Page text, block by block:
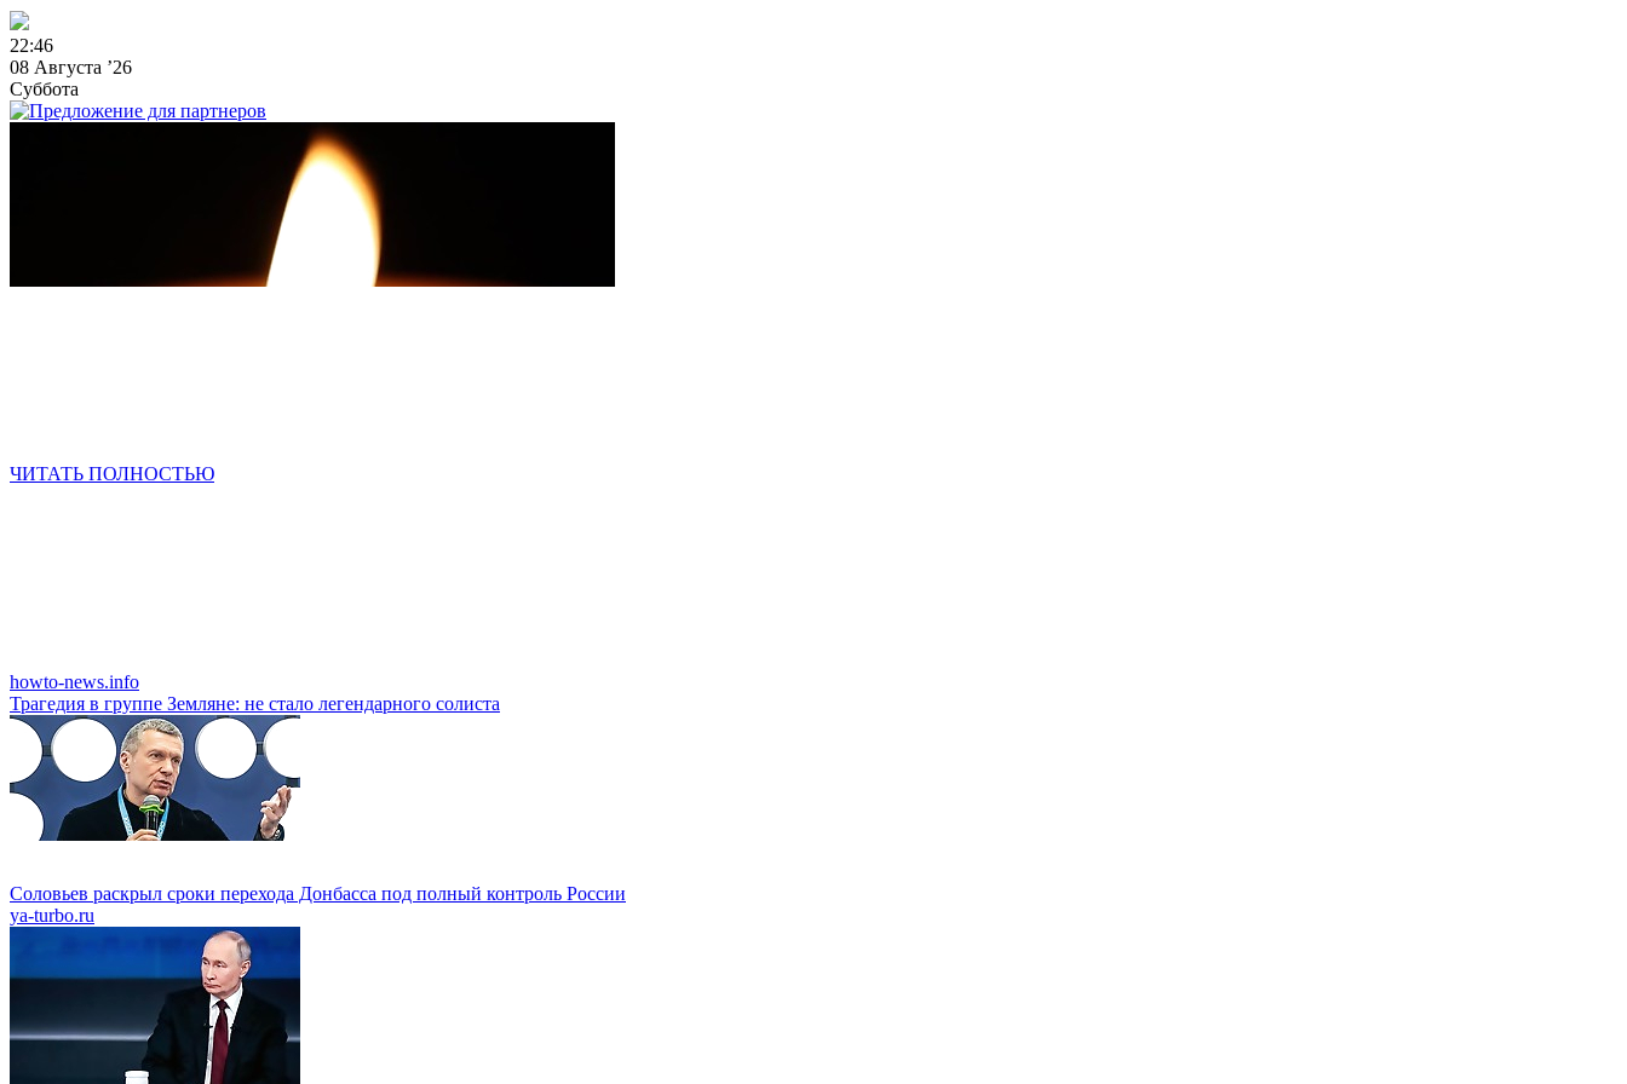
22:46
08 Августа ’26
Суббота
ЧИТАТЬ ПОЛНОСТЬЮ
howto-news.info
Трагедия в группе Земляне: не стало легендарного солиста
Соловьев раскрыл сроки перехода Донбасса под полный контроль России
ya-turbo.ru